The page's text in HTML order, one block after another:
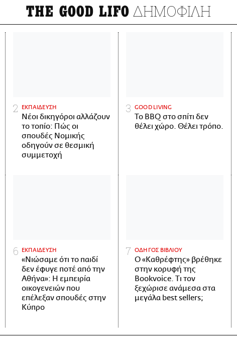
THE GOOD LIFO ΔΗΜΟΦΙΛΗ
ΕΚΠΑΙΔΕΥΣΗ
Νέοι δικηγόροι αλλάζουν
το τοπίο: Πώς οι
σπουδές Νομικής
οδηγούν σε θεσμική
συμμετοχή
GOOD LIVING
Το BBQ στο σπίτι δεν
θέλει χώρο. Θέλει τρόπο.
ΕΚΠΑΙΔΕΥΣΗ
«Νιώσαμε ότι το παιδί
δεν έφυγε ποτέ από την
Αθήνα»: Η εμπειρία
οικογενειών που
επέλεξαν σπουδές στην
Κύπρο
ΟΔΗΓΟΣ ΒΙΒΛΙΟΥ
Ο «Καθρέφτης» βρέθηκε
στην κορυφή της
Bookvoice. Τι τον
ξεχώρισε ανάμεσα στα
μεγάλα best sellers;